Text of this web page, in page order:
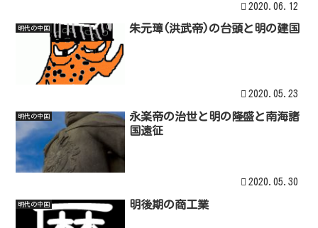
2020.06.12
明代の中国 朱元璋(洪武帝)の台頭と明の建国
2020.05.23
明代の中国
永楽帝の治世と明の隆盛と南海諸
国遠征
2020.05.30
明代の中国 明後期の商工業